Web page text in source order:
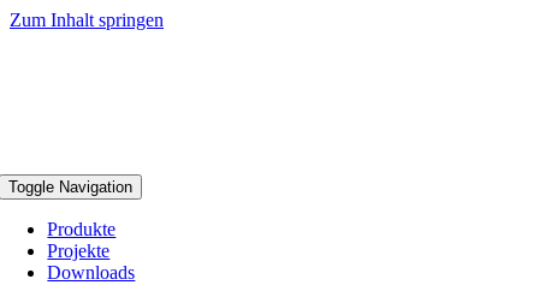
Zum Inhalt springen
Toggle Navigation
Produkte
Projekte
Downloads